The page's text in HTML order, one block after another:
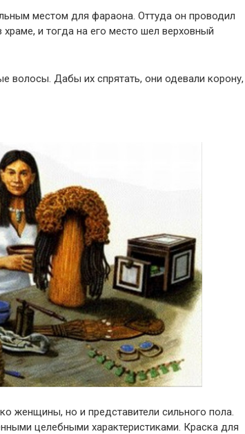
местом для фараона. Оттуда он проводил
и тогда на его место шел верховный
волосы. Дабы их спрятать, они одевали корону,
женщины, но и представители сильного пола.
целебными характеристиками. Краска для